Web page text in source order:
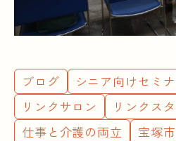
ブログ シニア向けセミ
リンクサロン
リンクス
仕事と介護の両立
宝塚市